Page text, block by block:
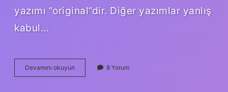
yazımı “original”dir. Diğer yazımlar yanlış
kabul…
Devamını okuyun Başbaşa
Nasıl
8 Yorum